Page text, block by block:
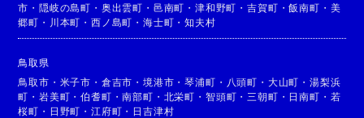
市 ・隠岐の島町 ・ 奥出雲町 ・ 邑南町 ・津和野町 ・吉賀町 ・飯南町 ・ 美
郷町 ・ 川本町 ・西ノ島町 ・海士町 ・知夫村
鳥取県
鳥取市 ・ 米子市 ・ 倉吉市 ・境港市 ・琴浦町 ・ 八頭町 ・ 大山町 ・ 湯梨浜
町 ・岩美町 ・伯耆町 ・南部町 ・ 北栄町 ・ 智頭町 ・ 三朝町 ・ 日南町 ・ 若
桜町 ・ 日野町 ・江府町 ・ 日吉津村